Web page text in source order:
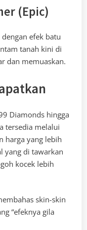
(Epic)
efek batu
tanah kini di
dan memuaskan.
Diamonds hingga
tersedia melalui
harga yang lebih
yang di tawarkan
kocek lebih
skin-skin
“efeknya gila